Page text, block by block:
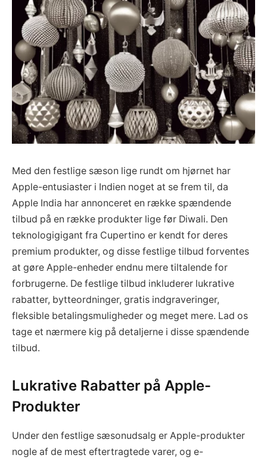
Med den festlige sæson lige rundt om hjørnet har
Apple-entusiaster i Indien noget at se frem til, da
Apple India har annonceret en række spændende
tilbud på en række produkter lige før Diwali. Den
teknologigigant fra Cupertino er kendt for deres
premium produkter, og disse festlige tilbud forventes
at gøre Apple-enheder endnu mere tiltalende for
forbrugerne. De festlige tilbud inkluderer lukrative
rabatter, bytteordninger, gratis indgraveringer,
fleksible betalingsmuligheder og meget mere. Lad os
tage et nærmere kig på detaljerne i disse spændende
tilbud.
Lukrative Rabatter på Apple-
Produkter
Under den festlige sæsonudsalg er Apple-produkter
nogle af de mest eftertragtede varer, og e-